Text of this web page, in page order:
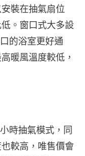
裝在抽氣扇位
。窗口式大多設
的浴室更好通
暖風溫度較低，
時抽氣模式，同
較高，唯售價會